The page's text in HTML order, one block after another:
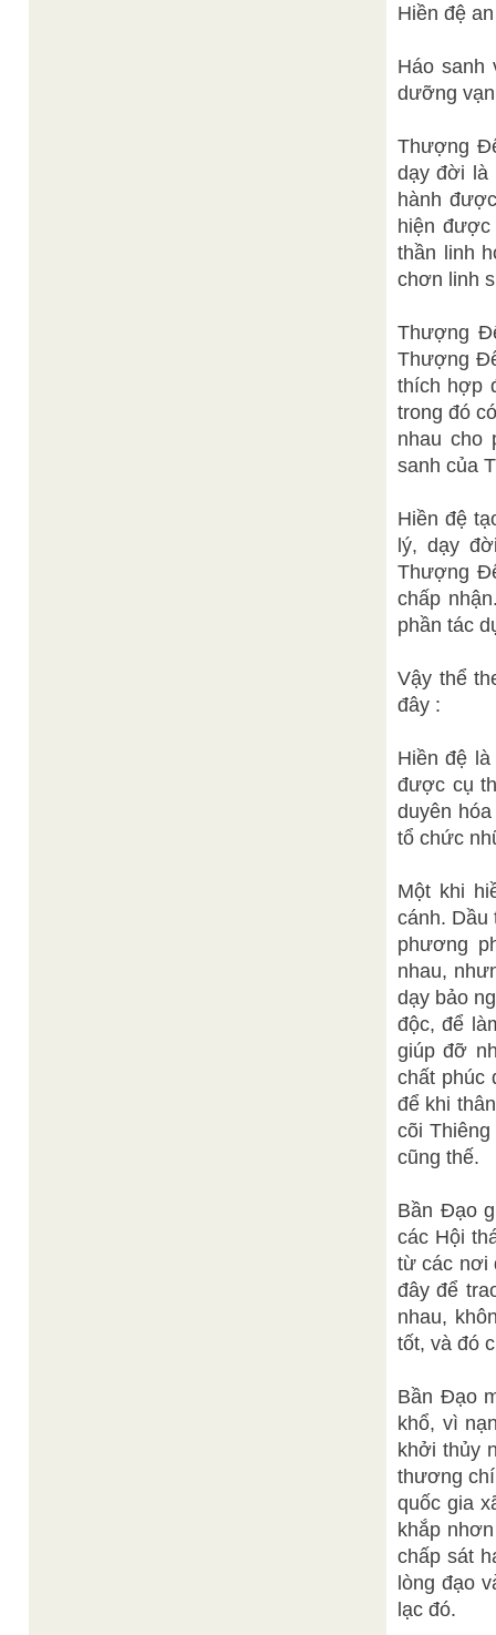
Hiền đệ
Háo
dưỡng
Thượng
dạy đời là
hành
hiện
thần linh
chơn linh
Thượng
Thượng
thích hợp
trong đó
nhau cho
sanh của
Hiền đệ
lý, dạy
Thượng
chấp
phần tác
Vậy thể
đây :
Hiền đệ
được cụ
duyên
tổ chức
Một khi
cánh. Dầu
phương
nhau,
dạy bảo
độc, để
giúp đỡ
chất phúc
để khi
cõi
cũng thế.
Bần Đạo
các Hội
từ các nơi
đây để
nhau,
tốt, và đó
Bần Đạo
khổ, vì
khởi thủy
thương
quốc gia
khắp
chấp sát
lòng đạo
lạc đó.